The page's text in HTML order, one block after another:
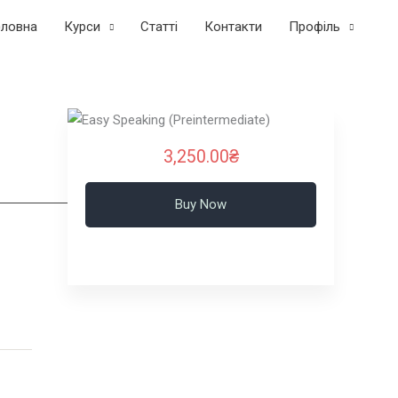
Курси Статтi Контакти Профіль
3,250.00₴
Buy Now